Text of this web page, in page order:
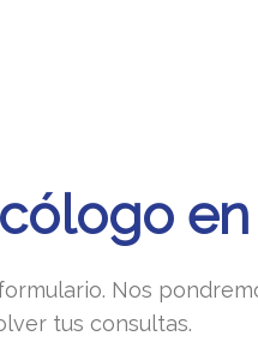
Nos
tus consultas.